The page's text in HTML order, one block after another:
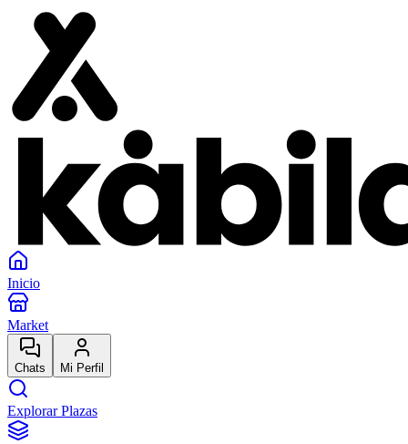
Inicio
Market
Chats Mi Perfil
Explorar Plazas